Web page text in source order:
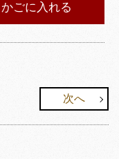
かごに入れる
次へ